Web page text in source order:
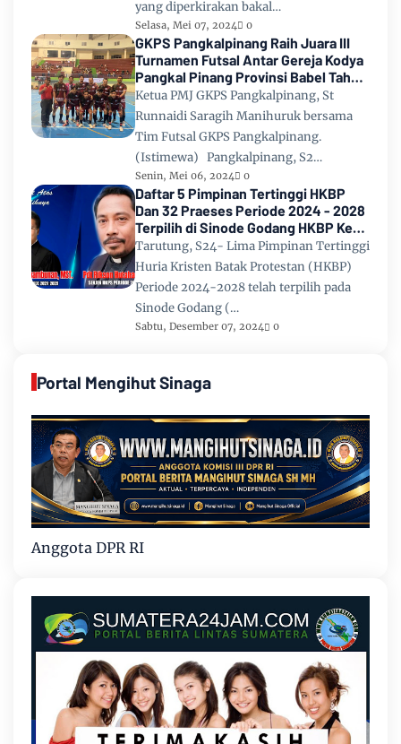
yang diperkirakan bakal…
Selasa, Mei 07, 2024 0
GKPS Pangkalpinang Raih Juara III
Turnamen Futsal Antar Gereja Kodya
Pangkal Pinang Provinsi Babel Tahun
2024
Ketua PMJ GKPS Pangkalpinang, St
Runnaidi Saragih Manihuruk bersama
Tim Futsal GKPS Pangkalpinang.
(Istimewa) Pangkalpinang, S2…
Senin, Mei 06, 2024 0
Daftar 5 Pimpinan Tertinggi HKBP
Dan 32 Praeses Periode 2024 - 2028
Terpilih di Sinode Godang HKBP Ke
67 Tahun 2024
Tarutung, S24- Lima Pimpinan Tertinggi
Huria Kristen Batak Protestan (HKBP)
Periode 2024-2028 telah terpilih pada
Sinode Godang (…
Sabtu, Desember 07, 2024 0
Portal Mengihut Sinaga
Anggota DPR RI